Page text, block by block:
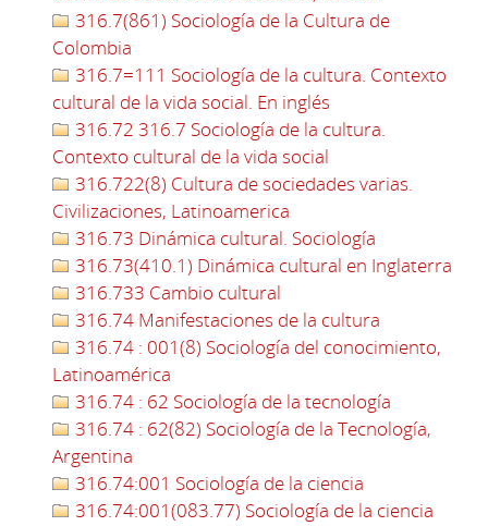
316.7(861) Sociología de la Cultura de
Colombia
316.7=111 Sociología de la cultura. Contexto
cultural de la vida social. En inglés
316.72 316.7 Sociología de la cultura.
Contexto cultural de la vida social
316.722(8) Cultura de sociedades varias.
Civilizaciones, Latinoamerica
316.73 Dinámica cultural. Sociología
316.73(410.1) Dinámica cultural en Inglaterra
316.733 Cambio cultural
316.74 Manifestaciones de la cultura
316.74 : 001(8) Sociología del conocimiento,
Latinoamérica
316.74 : 62 Sociología de la tecnología
316.74 : 62(82) Sociología de la Tecnología,
Argentina
316.74:001 Sociología de la ciencia
316.74:001(083.77) Sociología de la ciencia